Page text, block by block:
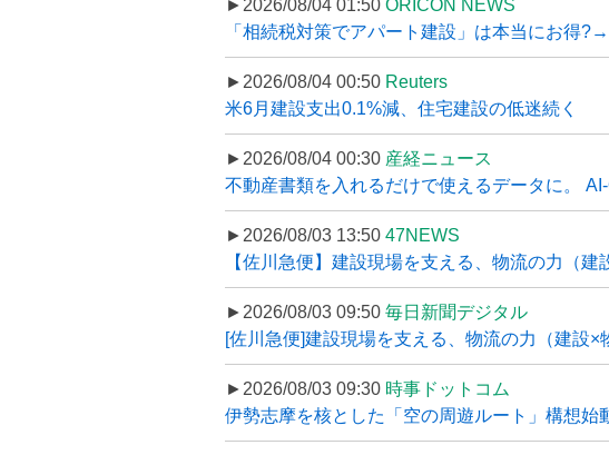
►2026/08/04 01:50 ORICON NEWS
「相続税対策でアパート建設」は本当にお得
►2026/08/04 00:50 Reuters
米6月建設支出0.1%減、住宅建設の低迷続く
►2026/08/04 00:30 産経ニュース
不動産書類を入れるだけで使えるデータに。
►2026/08/03 13:50 47NEWS
【佐川急便】建設現場を支える、物流の力（建
►2026/08/03 09:50 毎日新聞デジタル
[佐川急便]建設現場を支える、物流の力（建設×
►2026/08/03 09:30 時事ドットコム
伊勢志摩を核とした「空の周遊ルート」構想始